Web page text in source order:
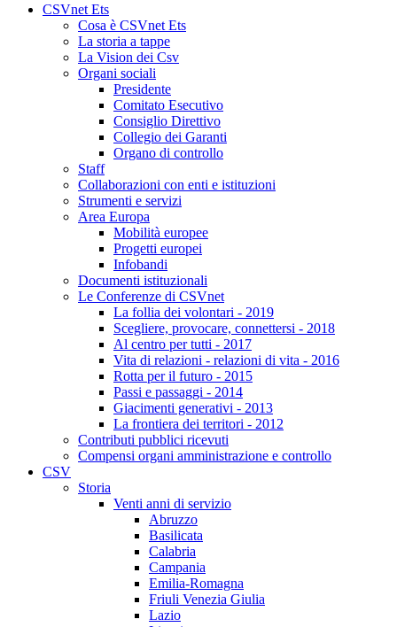
CSVnet Ets
Cosa è CSVnet Ets
La storia a tappe
La Vision dei Csv
Organi sociali
Presidente
Comitato Esecutivo
Consiglio Direttivo
Collegio dei Garanti
Organo di controllo
Staff
Collaborazioni con enti e istituzioni
Strumenti e servizi
Area Europa
Mobilità europee
Progetti europei
Infobandi
Documenti istituzionali
Le Conferenze di CSVnet
La follia dei volontari - 2019
Scegliere, provocare, connettersi - 2018
Al centro per tutti - 2017
Vita di relazioni - relazioni di vita - 2016
Rotta per il futuro - 2015
Passi e passaggi - 2014
Giacimenti generativi - 2013
La frontiera dei territori - 2012
Contributi pubblici ricevuti
Compensi organi amministrazione e controllo
CSV
Storia
Venti anni di servizio
Abruzzo
Basilicata
Calabria
Campania
Emilia-Romagna
Friuli Venezia Giulia
Lazio